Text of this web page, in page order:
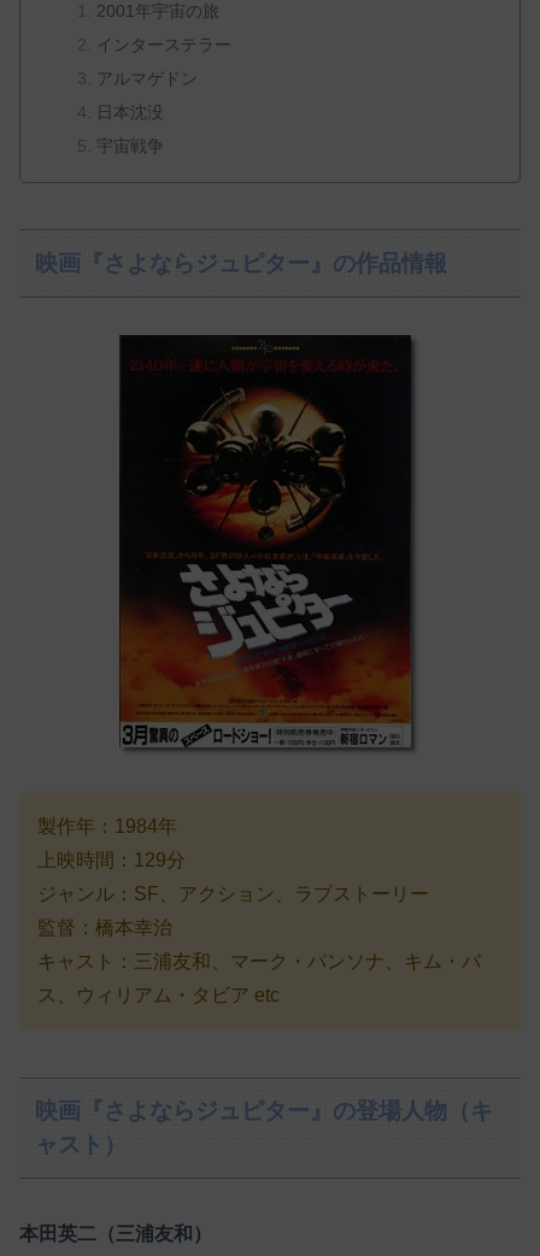
2001年宇宙の旅
インターステラー
アルマゲドン
日本沈没
宇宙戦争
映画『さよならジュピター』の作品情報
製作年：1984年
上映時間：129分
ジャンル：SF、アクション、ラブストーリー
監督：橋本幸治
キャスト：三浦友和、マーク・パンソナ、キム・バ
ス、ウィリアム・タビア etc
映画『さよならジュピター』の登場人物（キ
ャスト）
本田英二（三浦友和）